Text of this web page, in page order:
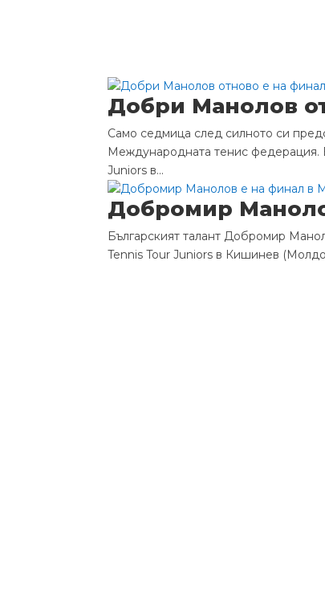
Добри Манолов
Само седмица след силното си
Международната тенис федерация.
Juniors в...
Добромир
Българският талант Добромир
Tennis Tour Juniors в Кишинев